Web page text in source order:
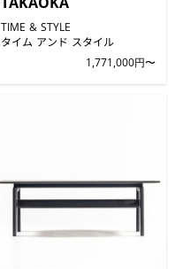
TIME & STYLE
タイム アンド スタイル
1,771,000円〜